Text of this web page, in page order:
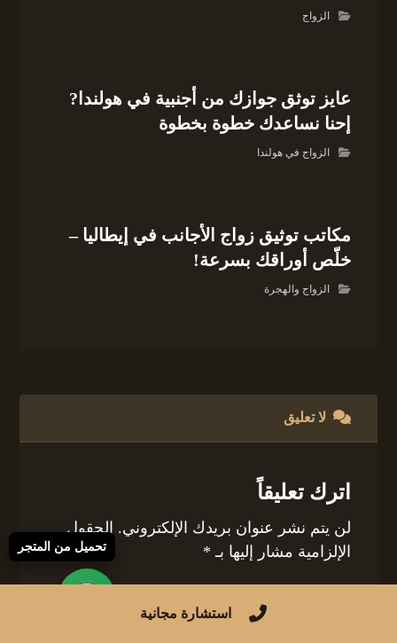
الزواج
عايز توثق جوازك من أجنبية في هولندا?
إحنا نساعدك خطوة بخطوة
الزواج في هولندا
مكاتب توثيق زواج الأجانب في إيطاليا –
خلّص أوراقك بسرعة!
الزواج والهجرة
لا تعليق
اترك تعليقاً
لن يتم نشر عنوان بريدك الإلكتروني. الحقول
الإلزامية مشار إليها بـ *
استشارة مجانية
تحميل من المتجر